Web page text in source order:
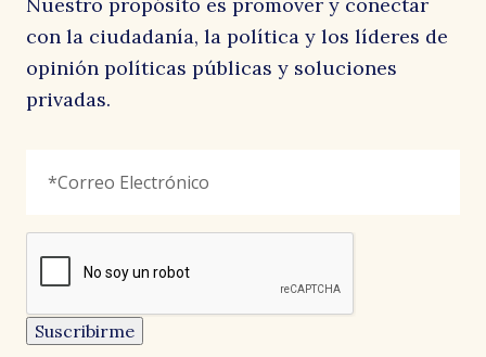
señala
campo
un
campo
de
Electrónico *
reCAPTCHA
Suscribirme
Nuestro propósito es promover y conectar
con la ciudadanía, la política y los líderes de
opinión políticas públicas y soluciones
privadas.